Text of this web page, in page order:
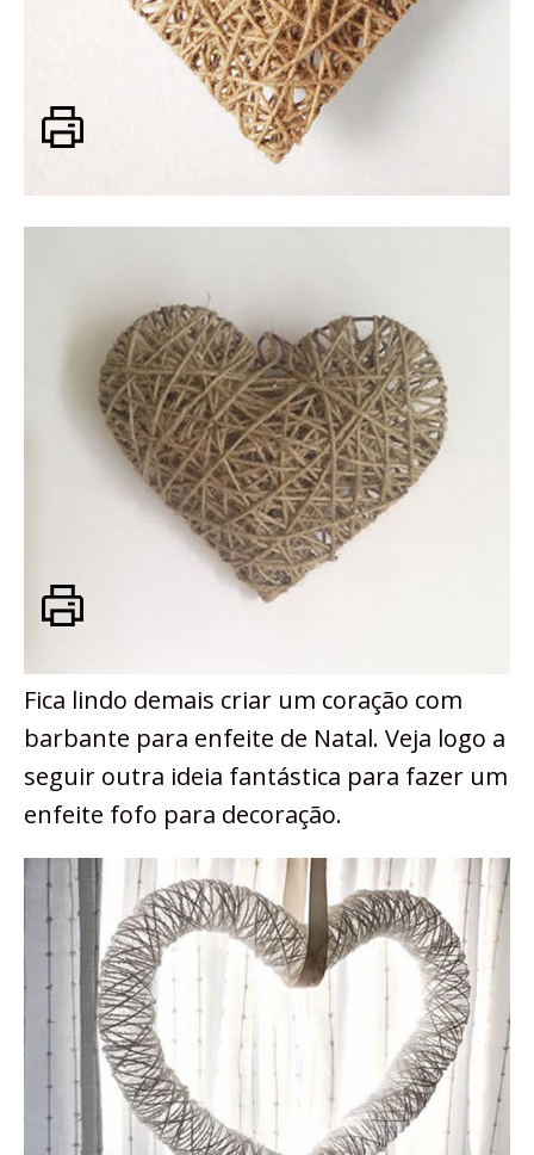
Fica lindo demais criar um coração com
barbante para enfeite de Natal. Veja logo a
seguir outra ideia fantástica para fazer um
enfeite fofo para decoração.